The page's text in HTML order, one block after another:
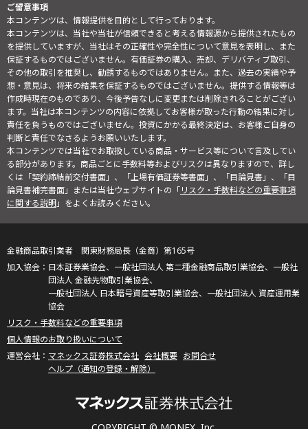
ご留意事項
本コンテンツは、情報提供を目的として行っております。
本コンテンツは、当社や当社が信頼できると考える情報源から提供されたもの
を提供していますが、当社はその正確性や完全性について意見を表明し、また
保証するものではございません。有価証券の購入、売却、デリバティブ取引、
その他の取引を推奨し、勧誘するものではありません。また、過去の実績や予
想・意見は、将来の結果を保証するものではございません。提供する情報等は
作成時現在のものであり、今後予告なしに変更または削除されることがござい
ます。当社は本コンテンツの内容に依拠してお客様が取った行動の結果に対し
責任を負うものではございません。投資にかかる最終決定は、お客様ご自身の
判断と責任でなさるようお願いいたします。
本コンテンツでは当社でお取扱している商品・サービス等について言及してい
る部分があります。商品ごとに手数料等およびリスクは異なりますので、詳し
くは「契約締結前交付書面」、「上場有価証券等書面」、「目論見書」、「目
論見書補完書面」または当社ウェブサイトの「リスク・手数料などの重要事項
に関する説明」をよくお読みください。
金融商品取引業者 関東財務局長（金商）第165号
日本証券業協会、一般社団法人 第二種金融商品取引業協会、一般社
団法人 金融先物取引業協会、
一般社団法人 日本暗号資産等取引業協会、一般社団法人 資産運用業
協会
リスク・手数料などの重要事項
個人情報のお取り扱いについて
マネックス証券株式会社 会社概要 お問合せ
ヘルプ（通知の登録・解除）